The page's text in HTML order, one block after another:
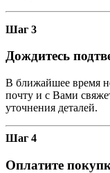
Шаг 3
Дождитесь
В ближайшее время
почту и с Вами
уточнения деталей.
Шаг 4
Оплатите